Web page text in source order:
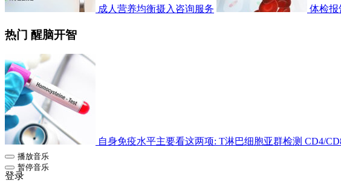
成人营养均衡摄入咨询服务 体检报
热门 醒脑开智
自身免疫水平主要看这两项: T淋巴细胞亚群检测 CD4/
播放音乐
暂停音乐
登录